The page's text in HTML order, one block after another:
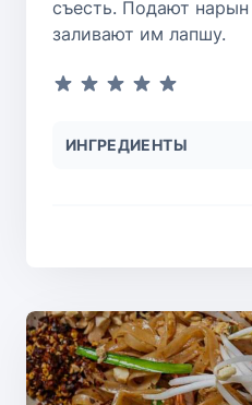
съесть. Подают нарын
заливают им лапшу.
ИНГРЕДИЕНТЫ